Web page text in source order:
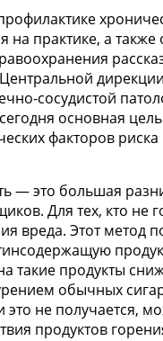
на практике, а
сосудистой
основная
факторов
— это большая
Для тех, кто не
вреда. Этот метод
такие продукты
обычных
не получается,
продуктов